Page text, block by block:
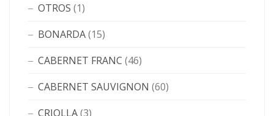
OTROS (1)
BONARDA(15)
CABERNET FRANC (46)
CABERNET SAUVIGNON (60)
CRIOLLA(3)